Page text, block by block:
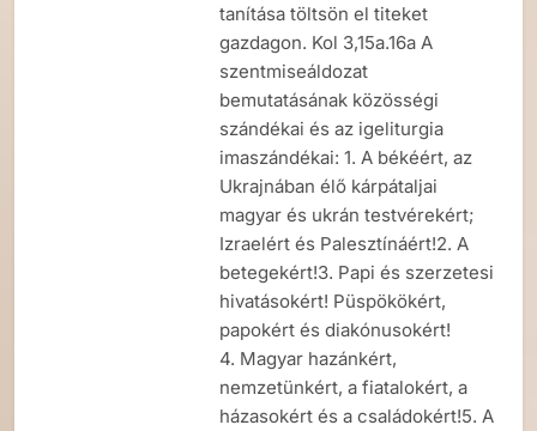
tanítása töltsön el titeket
gazdagon. Kol 3,15a.16a A
szentmiseáldozat
bemutatásának közösségi
szándékai és az igeliturgia
imaszándékai: 1. A békéért, az
Ukrajnában élő kárpátaljai
magyar és ukrán testvérekért;
Izraelért és Palesztínáért!2. A
betegekért!3. Papi és szerzetesi
hivatásokért! Püspökökért,
papokért és diakónusokért!
4. Magyar hazánkért,
nemzetünkért, a fiatalokért, a
házasokért és a családokért!5. A